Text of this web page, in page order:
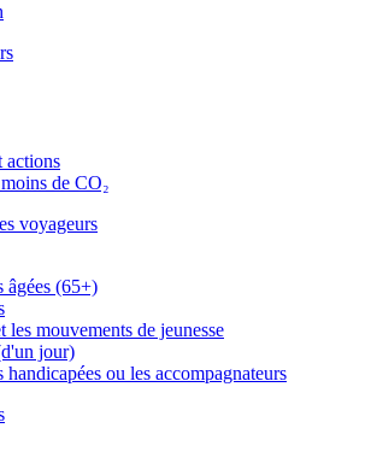
actions
de CO₂
voyageurs
âgées (65+)
les mouvements de jeunesse
jour)
handicapées ou les accompagnateurs